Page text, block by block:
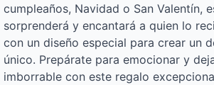
cumpleaños, Navidad o San Valentín,
sorprenderá y encantará a quien lo
con un diseño especial para crear un
único. Prepárate para emocionar y
imborrable con este regalo